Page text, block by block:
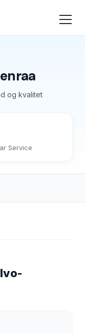
og kvalitet
Service